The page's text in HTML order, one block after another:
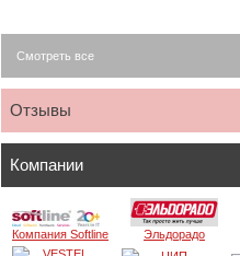
Смотреть все
Отзывы
Компании
Компания Softline Эльдорадо